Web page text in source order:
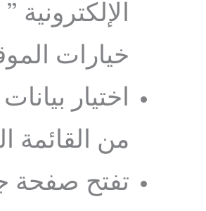
الإلكترونية
خيارات
اختيار
من القائمة
تفتح صفحة